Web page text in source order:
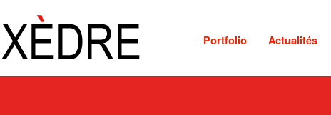
Portfolio Actualités